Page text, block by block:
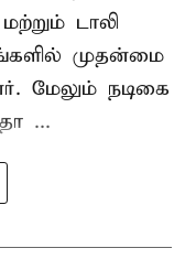
டாலி
முதன்மை
மேலும் நடிகை
...